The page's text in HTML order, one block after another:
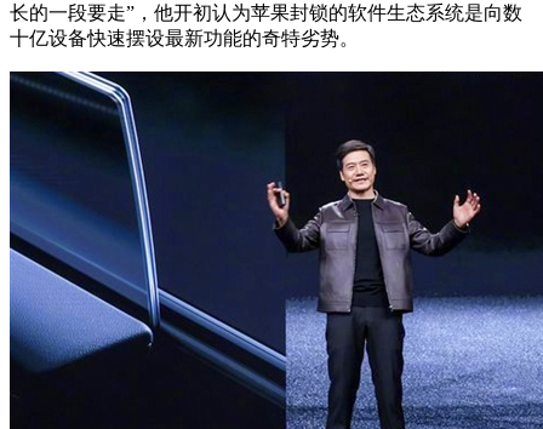
长的一段要走”，他开初认为苹果封锁的软件生态系统是向数
十亿设备快速摆设最新功能的奇特劣势。